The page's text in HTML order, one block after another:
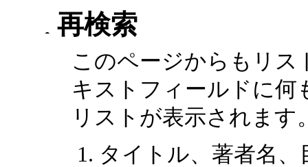
再検索
このページからもリ
キストフィールドに何
リストが表示されます
タイトル、著者名